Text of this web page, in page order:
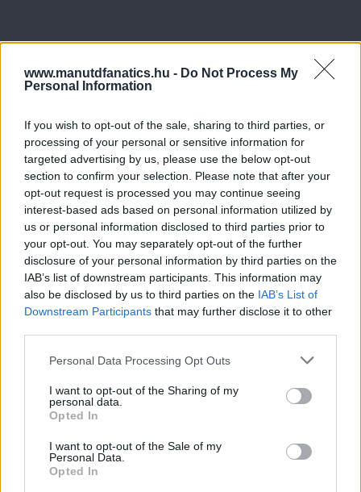
www.manutdfanatics.hu - Do Not Process My
Personal Information
If you wish to opt-out of the sale, sharing to third parties, or
processing of your personal or sensitive information for
targeted advertising by us, please use the below opt-out
section to confirm your selection. Please note that after your
opt-out request is processed you may continue seeing
interest-based ads based on personal information utilized by
us or personal information disclosed to third parties prior to
your opt-out. You may separately opt-out of the further
disclosure of your personal information by third parties on the
IAB’s list of downstream participants. This information may
also be disclosed by us to third parties on the IAB’s List of
Downstream Participants that may further disclose it to other
Please note that this website/app uses one or more Google
not limited to your visit or usage behaviour. You may click to
grant or deny consent to Google and its third-party tags to
use your data for below specified purposes in below Google
consent section.
Personal Data Processing Opt Outs
I want to opt-out of the Sharing of my
personal data.
Opted In
I want to opt-out of the Sale of my
Personal Data.
Opted In
Manchester United